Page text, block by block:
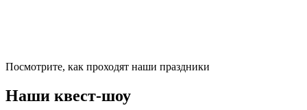
Посмотрите, как проходят наши праздники
Наши квест-шоу